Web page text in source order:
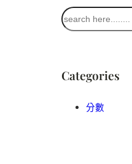
搜
尋
Categories
分數